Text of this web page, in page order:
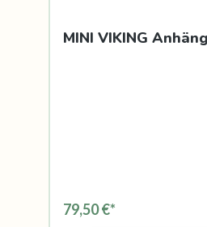
MINI VIKING
79,50 €*